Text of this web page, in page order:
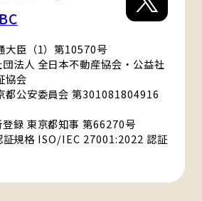
大臣（1）第10570号
法人 全日本不動産協会・公益社
協会
都公安委員会 第301081804916
録 東京都知事 第66270号
規格 ISO/IEC 27001:2022 認証